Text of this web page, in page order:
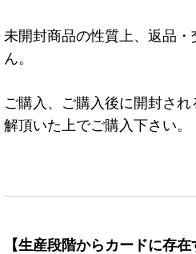
未開封商品の性質上、返品
ん。
ご購入、ご購入後に開封さ
解頂いた上でご購入下さい。
【生産段階からカードに存